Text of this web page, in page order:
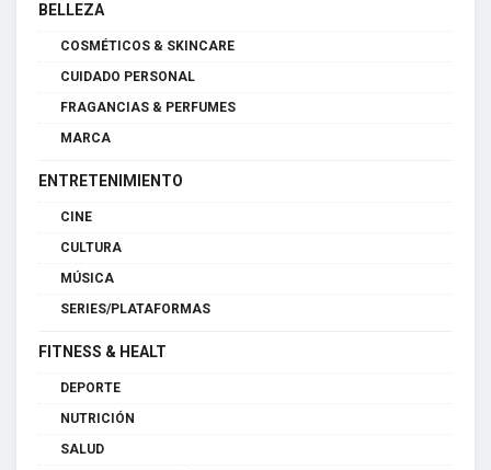
BELLEZA
COSMÉTICOS & SKINCARE
CUIDADO PERSONAL
FRAGANCIAS & PERFUMES
MARCA
ENTRETENIMIENTO
CINE
CULTURA
MÚSICA
SERIES/PLATAFORMAS
FITNESS & HEALT
DEPORTE
NUTRICIÓN
SALUD